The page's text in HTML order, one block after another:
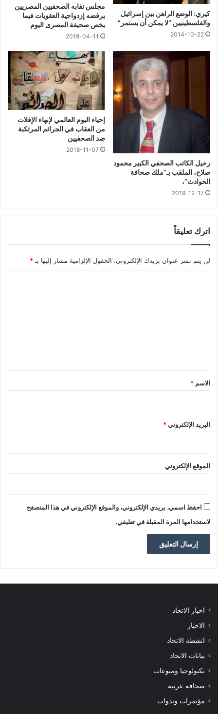
كيري: الوضع الراهن بين إسرائيل
والفلسطينيين “لا يمكن أن يستمر”
2014-10-22
مجلس نقابه الصحفيين المصريين
يرفضه إزدواجية العقوبات فيما
يخص صحيفة المصرى اليوم
2018-04-11
رحيل الكاتب الصحفي الكبير محمود
صلاح، الملقب بـ”ملك صحافة
الحوادث”،
2019-12-17
إحياء اليوم العالمي لإنهاء الإفلات
من العقاب في الجرائم المرتكبة
ضد الصحفيين
2018-11-07
اترك تعليقاً
لن يتم نشر عنوان بريدك الإلكتروني. الحقول الإلزامية مشار إليها بـ*
*
الاسم *
البريد الإلكتروني*
الموقع الإلكتروني
احفظ اسمي، بريدي الإلكتروني، والموقع الإلكتروني في هذا المتصفح
لاستخدامها المرة المقبلة في تعليقي.
اخبار الاتحاد
الاخبار
انشطة الاتحاد
بيانات الاتحاد
تكنولوجيا ومنوعات
صحافة عربية
مؤتمرات وندوات